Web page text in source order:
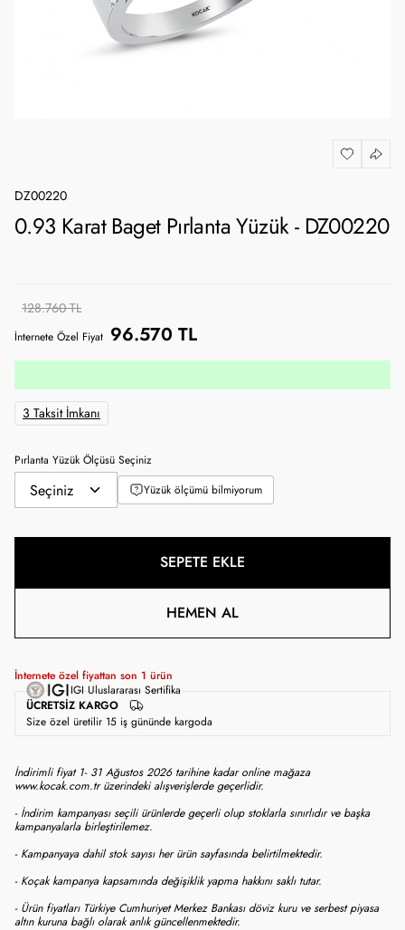
DZ00220
0.93 Karat Baget Pırlanta Yüzük - DZ00220
128.760 TL
İnternete Özel Fiyat 96.570 TL
3 Taksit İmkanı
Pırlanta Yüzük Ölçüsü Seçiniz
Yüzük ölçümü bilmiyorum
SEPETE EKLE
HEMEN AL
İnternete özel fiyattan son 1 ürün
ÜCRETSIZ KARGO
IGI Uluslararası Sertifika
Size özel üretilir 15 iş gününde kargoda
İndirimli fiyat 1- 31 Ağustos 2026 tarihine kadar online mağaza
www.kocak.com.tr üzerindeki alışverişlerde geçerlidir.
- İndirim kampanyası seçili ürünlerde geçerli olup stoklarla sınırlıdır ve başka
kampanyalarla birleştirilemez.
- Kampanyaya dahil stok sayısı her ürün sayfasında belirtilmektedir.
- Koçak kampanya kapsamında değişiklik yapma hakkını saklı tutar.
- Ürün fiyatları Türkiye Cumhuriyet Merkez Bankası döviz kuru ve serbest piyasa
altın kuruna bağlı olarak anlık güncellenmektedir.